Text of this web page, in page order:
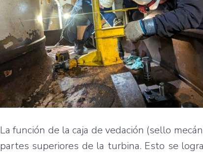
La función de la caja de vedación (sello
partes superiores de la turbina. Esto se